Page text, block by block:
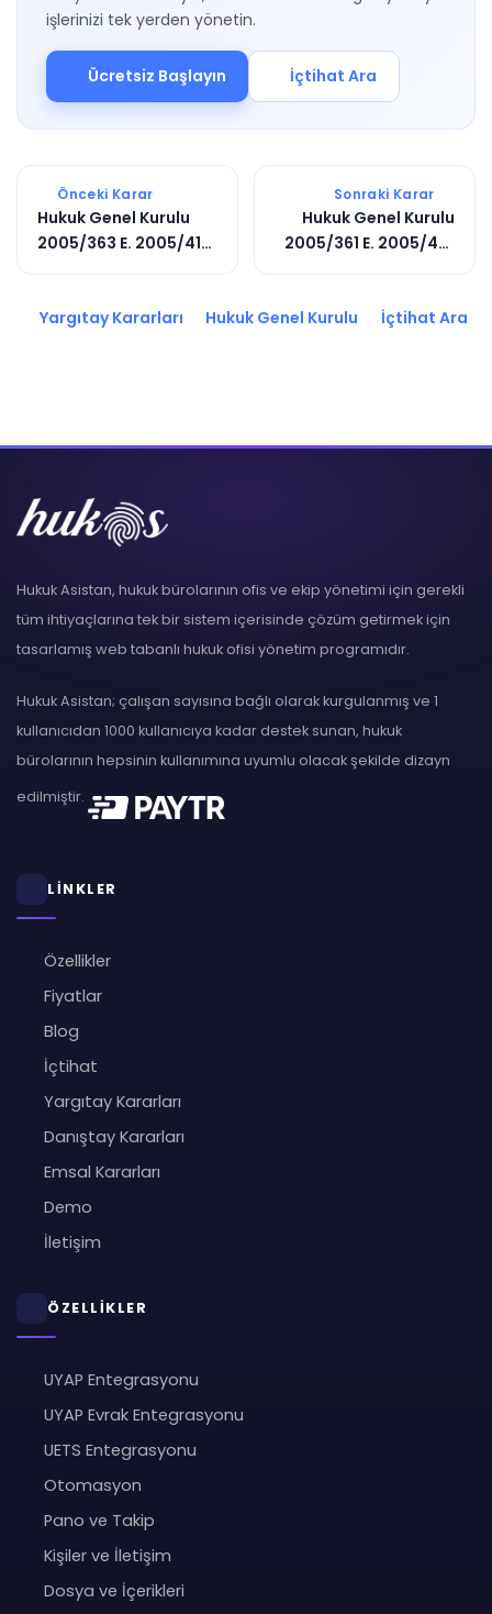
işlerinizi tek yerden yönetin.
Ücretsiz Başlayın İçtihat Ara
Önceki Karar
Hukuk Genel Kurulu
2005/363 E. 2005/417
Sonraki Karar
Hukuk Genel Kurulu
2005/361 E. 2005/401
Yargıtay Kararları Hukuk Genel Kurulu İçtihat Ara
Hukuk Asistan, hukuk bürolarının ofis ve ekip yönetimi için gerekli
tüm ihtiyaçlarına tek bir sistem içerisinde çözüm getirmek için
tasarlamış web tabanlı hukuk ofisi yönetim programıdır.
Hukuk Asistan; çalışan sayısına bağlı olarak kurgulanmış ve 1
kullanıcıdan 1000 kullanıcıya kadar destek sunan, hukuk
bürolarının hepsinin kullanımına uyumlu olacak şekilde dizayn
edilmiştir.
LİNKLER
Özellikler
Fiyatlar
Blog
İçtihat
Yargıtay Kararları
Danıştay Kararları
Emsal Kararları
Demo
İletişim
ÖZELLİKLER
UYAP Entegrasyonu
UYAP Evrak Entegrasyonu
UETS Entegrasyonu
Otomasyon
Pano ve Takip
Kişiler ve İletişim
Dosya ve İçerikleri